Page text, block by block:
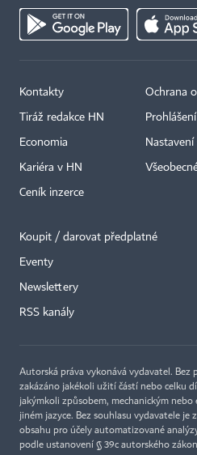
Kontakty
Tiráž redakce HN
Economia
Kariéra v HN
Ceník inzerce
Ochrana
Koupit / darovat předplatné
Eventy
Newslettery
RSS kanály
Autorská práva vykonává vydavatel. Bez
zakázáno jakékoli užití částí nebo celku
jakýmkoli způsobem, mechanickým nebo
jiném jazyce. Bez souhlasu vydavatele je
obsahu pro účely automatizované
podle ustanovení § 39c autorského